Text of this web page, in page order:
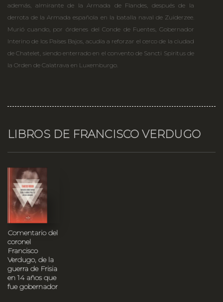
además, almirante de la Armada de Flandes, después de la
derrota de la Armada española en la batalla naval de Zuiderzee.
Murió cuando, por órdenes del Conde de Fuentes, Gobernador
Interino de los Países Bajos, acudía a reforzar el cerco de la ciudad
de Chatelet, siendo enterrado en el convento de Sancti Spiritus de
la Orden de Calatrava en Luxemburgo.
LIBROS DE FRANCISCO VERDUGO
Comentario del
coronel
Francisco
Verdugo, de la
guerra de Frisia
en 14 años que
fue gobernador